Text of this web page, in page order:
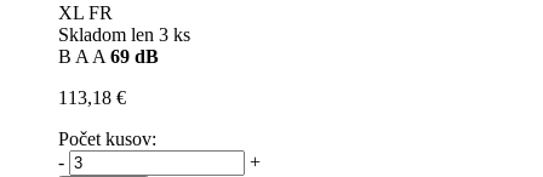
XL FR
Skladom len 3 ks
B A A 69 dB
113,18 €
Počet kusov:
-
+